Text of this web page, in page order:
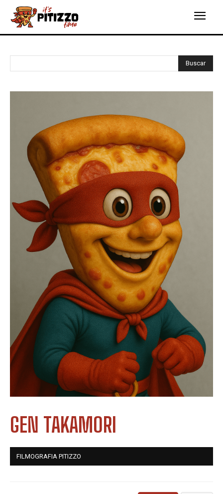
Buscar
GEN TAKAMORI
FILMOGRAFIA PITIZZO